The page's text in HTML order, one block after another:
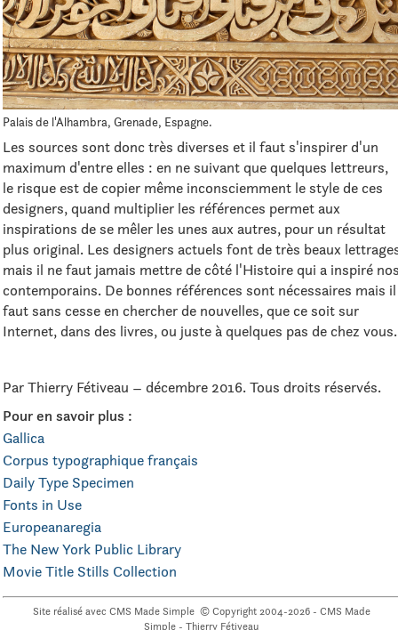
Palais de l'Alhambra, Grenade, Espagne.
Les sources sont donc très diverses et il faut s'inspirer d'un
maximum d'entre elles : en ne suivant que quelques lettreurs,
le risque est de copier même inconsciemment le style de ces
designers, quand multiplier les références permet aux
inspirations de se mêler les unes aux autres, pour un résultat
plus original. Les designers actuels font de très beaux
mais il ne faut jamais mettre de côté l'Histoire qui a inspiré
contemporains. De bonnes références sont nécessaires mais il
faut sans cesse en chercher de nouvelles, que ce soit sur
Internet, dans des livres, ou juste à quelques pas de chez vous.
Par Thierry Fétiveau – décembre 2016. Tous droits réservés.
Pour en savoir plus :
Gallica
Corpus typographique français
Daily Type Specimen
Fonts in Use
Europeanaregia
The New York Public Library
Movie Title Stills Collection
Site réalisé avec CMS Made Simple © Copyright 2004-2026 - CMS Made
Simple - Thierry Fétiveau